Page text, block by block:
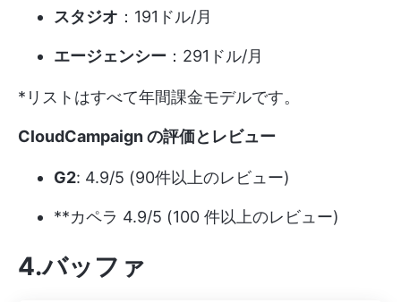
スタジオ ：191ドル/月
エージェンシー ：291ドル/月
*リストはすべて年間課金モデルです。
CloudCampaign の評価とレビュー
G2: 4.9/5 (90件以上のレビュー)
**カペラ 4.9/5 (100 件以上のレビュー)
4.バッファ